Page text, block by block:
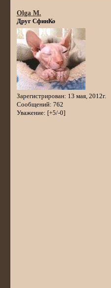
Olga M.
Друг СфинКо
Зарегистрирован: 13 мая, 2012г.
Сообщений: 762
Уважение: [+5/-0]